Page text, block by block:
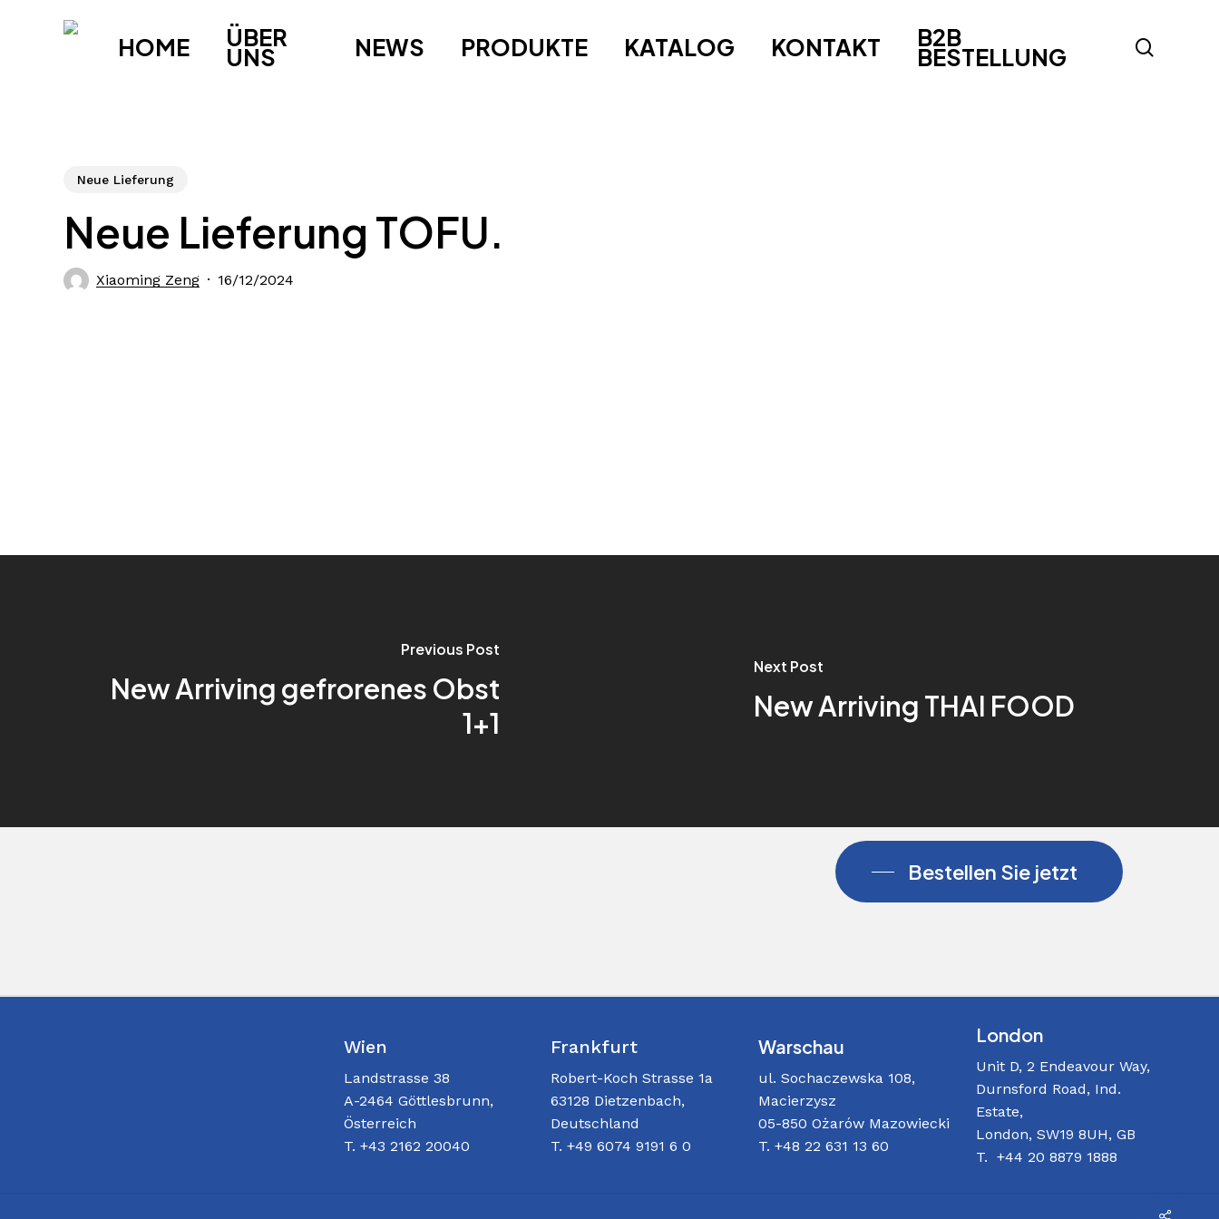
HOME ÜBER
UNS NEWS PRODUKTE KATALOG KONTAKT B2B
BESTELLUNG
Neue Lieferung
Neue Lieferung TOFU.
Xiaoming Zeng 16/12/2024
Previous Post
New Arriving gefrorenes Obst
1+1
Next Post
New Arriving THAI FOOD
Bestellen Sie jetzt
Wien
Landstrasse 38
A-2464 Göttlesbrunn,
Österreich
T. +43 2162 20040
Frankfurt
Robert-Koch Strasse 1a
63128 Dietzenbach,
Deutschland
T. +49 6074 9191 6 0
Warschau
ul. Sochaczewska 108,
Macierzysz
05-850 Ożarów Mazowiecki
T. +48 22 631 13 60
London
Unit D, 2 Endeavour Way,
Durnsford Road, Ind.
Estate,
London, SW19 8UH, GB
T. +44 20 8879 1888